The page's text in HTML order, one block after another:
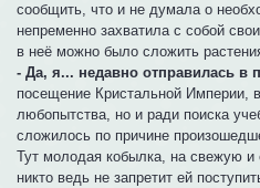
сообщить, что и не думала о
непременно захватила с собой
в неё можно было сложить
- Да, я... недавно отправилась в
посещение Кристальной Империи,
любопытства, но и ради поиска
сложилось по причине
Тут молодая кобылка, на свежую и
никто ведь не запретит ей